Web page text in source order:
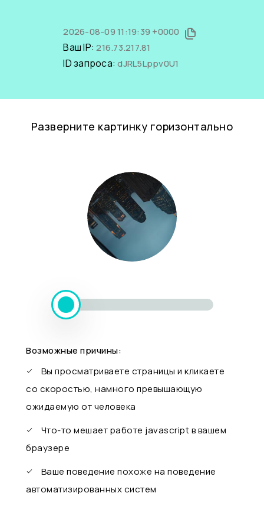
2026-08-09 11:19:39 +0000
Ваш IP:216.73.217.81
ID запроса:dJRL5Lppv0U1
Разверните картинку горизонтально
Возможные причины:
Вы просматриваете страницы и кликаете
со скоростью, намного превышающую
ожидаемую от человека
Что-то мешает работе javascript в вашем
браузере
Ваше поведение похоже на поведение
автоматизированных систем